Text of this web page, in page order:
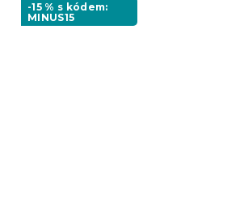
-15 % s kódem:
MINUS15